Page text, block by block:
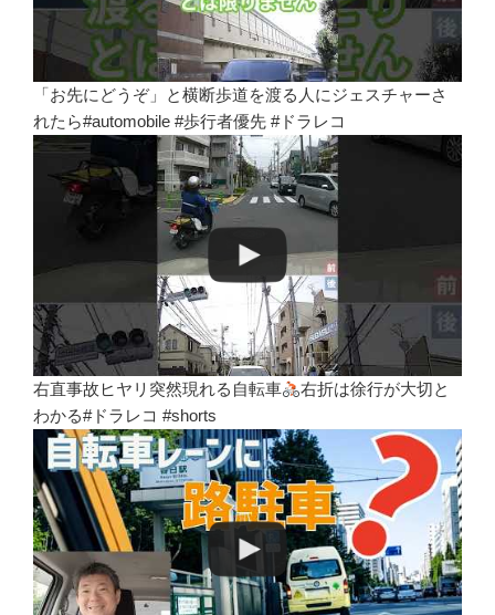
「お先にどうぞ」と横断歩道を渡る人にジェスチャーさ
れたら#automobile #歩行者優先 #ドラレコ
右直事故ヒヤリ突然現れる自転車
右折は徐行が大切と
わかる#ドラレコ #shorts